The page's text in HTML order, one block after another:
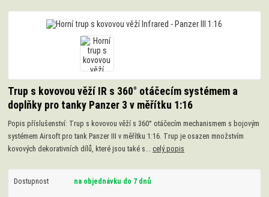
Trup s kovovou věží IR s 360° otáčecím systémem a
doplňky pro tanky Panzer 3 v měřítku 1:16
Popis příslušenství: Trup s kovovou věží s 360° otáčecím mechanismem s bojovým
systémem Airsoft pro tank Panzer III v měřítku 1:16. Trup je osazen množstvím
kovových dekorativních dílů, které jsou také s... celý popis
Dostupnost na objednávku do 7 dnů